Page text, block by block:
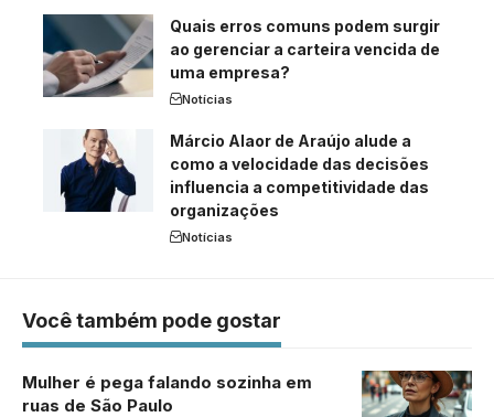
Quais erros comuns podem surgir
ao gerenciar a carteira vencida de
uma empresa?
Notícias
Márcio Alaor de Araújo alude a
como a velocidade das decisões
influencia a competitividade das
organizações
Notícias
Você também pode gostar
Mulher é pega falando sozinha em
ruas de São Paulo